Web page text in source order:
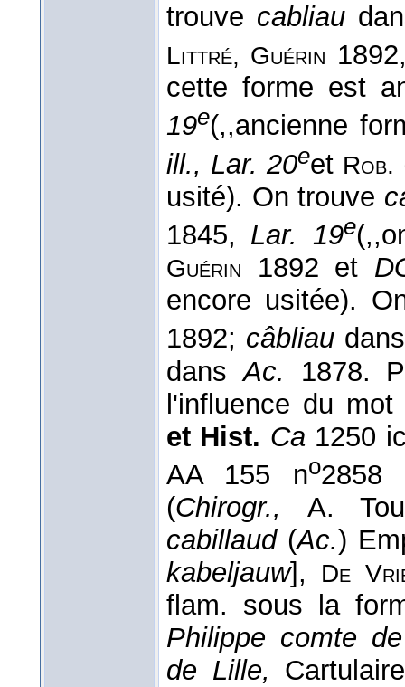
trouve cabliau
Littré, Guérin
cette forme est
19e(,,ancienne
ill., Lar. 20eet Rob.
usité). On trouve
1845, Lar. 19e
Guérin 1892 et
encore usitée).
1892; câbliau
dansAc.
1878.
l'influence du
et Hist. Ca1250
AA 155 no
(Chirogr., A.
cabillaud(Ac.)
kabeljauw], De
flam. sous la
Philippe comte
de Lille,